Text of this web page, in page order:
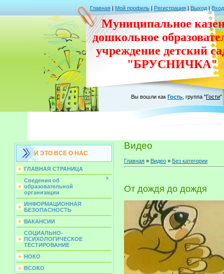
Главная | Мой профиль | Регистрация | Выход | Вход
Муниципальное
дошкольное
учреждение детский
"БРУСНИЧКА"
Вы вошли как Гость группа "Гости"
И ЭТО ВСЕ О НАС
ГЛАВНАЯ СТРАНИЦА
Сведения об
образовательной
организации
ИНФОРМАЦИОННАЯ
БЕЗОПАСНОСТЬ
ВАКАНСИИ
СОЦИАЛЬНО-
ПСИХОЛОГИЧЕСКОЕ
ТЕСТИРОВАНИЕ
НОКО
ВСОКО
Видео
Главная » Видео » Без категории
От дождя до дождя